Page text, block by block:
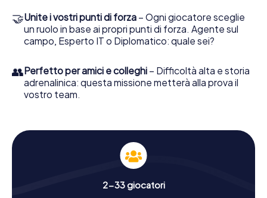
🤝Unite i vostri punti di forza – Ogni giocatore sceglie
un ruolo in base ai propri punti di forza. Agente sul
campo, Esperto IT o Diplomatico: quale sei?
👥Perfetto per amici e colleghi – Difficoltà alta e storia
adrenalinica: questa missione metterà alla prova il
vostro team.
2-33 giocatori